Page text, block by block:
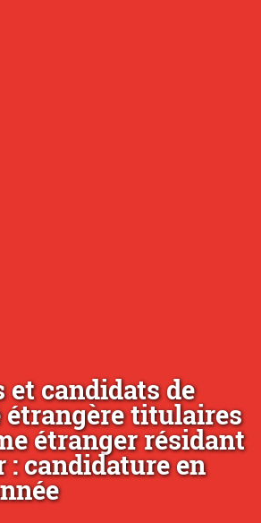
et candidats de
titulaires
étranger résidant
: candidature en